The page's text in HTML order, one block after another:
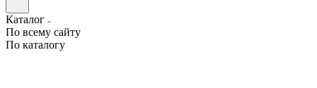
Каталог
По всему сайту
По каталогу